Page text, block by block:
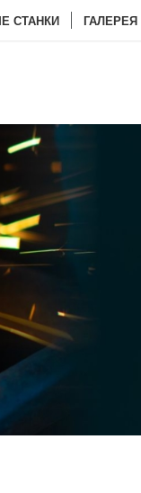
СТАНКИ ГАЛЕРЕЯ